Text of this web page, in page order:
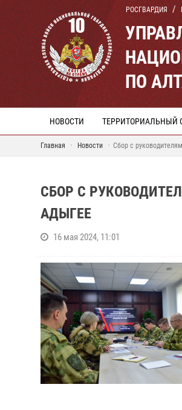
РОСГВАРДИЯ
ПО
НОВОСТИ ТЕРРИТОРИАЛЬНЫЙ
Главная Новости Сбор с
СБОР С
АДЫГЕЕ
16 мая 2024, 11:01